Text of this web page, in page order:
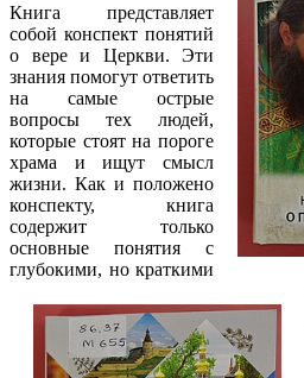
Книга представляет
собой конспект понятий
о вере и Церкви. Эти
знания помогут ответить
на самые острые
вопросы тех людей,
которые стоят на пороге
храма и ищут смысл
жизни. Как и положено
конспекту, книга
содержит только
основные понятия с
глубокими, но краткими